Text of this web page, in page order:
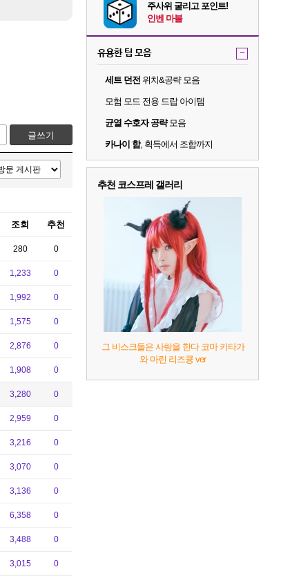
글쓰기
조회 추천
280 0
1,233 0
1,992 0
1,575 0
2,876 0
1,908 0
3,280 0
2,959 0
3,216 0
3,070 0
3,136 0
6,358 0
3,488 0
3,015 0
주사위 굴리고 포인트!
인벤 마블
유용한 팁 모음 -
세트 던전 위치&공략 모음
모험 모드 전용 드랍 아이템
균열 수호자 공략모음
카나이 함, 획득에서 조합까지
추천 코스프레 갤러리
그 비스크돌은 사랑을 한다 코마 키타가
와 마린 리즈큥 ver